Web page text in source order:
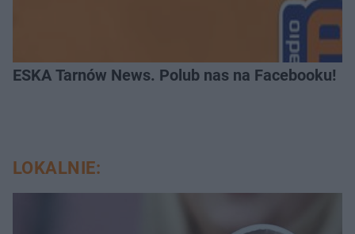
ESKA Tarnów News. Polub nas na Facebooku!
LOKALNIE: